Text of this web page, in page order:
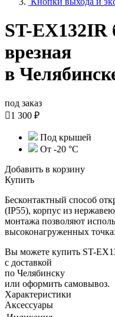
ST-EX132IR
врезная
в
под заказ
1 300 ₽
Под крышей
От -20 °С
Добавить в корзину
Купить
Бесконтактный способ
(IP55), корпус из
монтажа позволяют
высоконагруженных
Вы можете купить ST-
с доставкой
по Челябинску
или оформить самовывоз.
Характеристики
Аксессуары